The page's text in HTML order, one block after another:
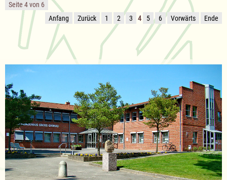
Seite 4 von 6
Anfang
Zurück 1 2 3 4 5 6 Vorwärts Ende